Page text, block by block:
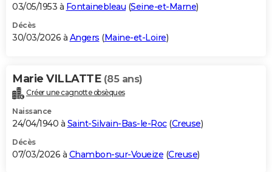
GUIDES D'ACHAT
BONS PLANS
Carte de Noël
Carte Bonne année
Carte Saint-Valentin
Carte Pâques
Carte d'anniversaire
DICTIONNAIRE
Dictionnaire
Biographies
Citations
Expressions
Proverbes
PROGRAMME TV
S'inscrire
Se connecter
Lycées
Collèges
Primaires
Universités
Entreprises
Service militaire
Avis de recherche
AVIS DE DÉCÈS
03/05/1953 à Fontainebleau (Seine-et-Marne)
Décès
30/03/2026 à Angers (Maine-et-Loire)
Marie VILLATTE (85 ans)
Créer une cagnotte obsèques
Naissance
24/04/1940 à Saint-Silvain-Bas-le-Roc(Creuse)
Décès
07/03/2026 à Chambon-sur-Voueize (Creuse)